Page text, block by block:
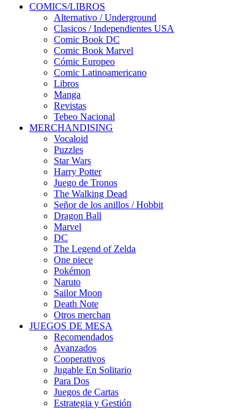
COMICS/LIBROS
Alternativo / Underground
Clasicos / Independientes USA
Comic Book DC
Comic Book Marvel
Cómic Europeo
Comic Latinoamericano
Libros
Manga
Revistas
Tebeo Nacional
MERCHANDISING
Vocaloid
Puzzles
Star Wars
Harry Potter
Juego de Tronos
The Walking Dead
Señor de los anillos / Hobbit
Dragon Ball
Marvel
DC
The Legend of Zelda
One piece
Pokémon
Naruto
Sailor Moon
Death Note
Otros merchan
JUEGOS DE MESA
Recomendados
Avanzados
Cooperativos
Jugable En Solitario
Para Dos
Juegos de Cartas
Estrategia y Gestión